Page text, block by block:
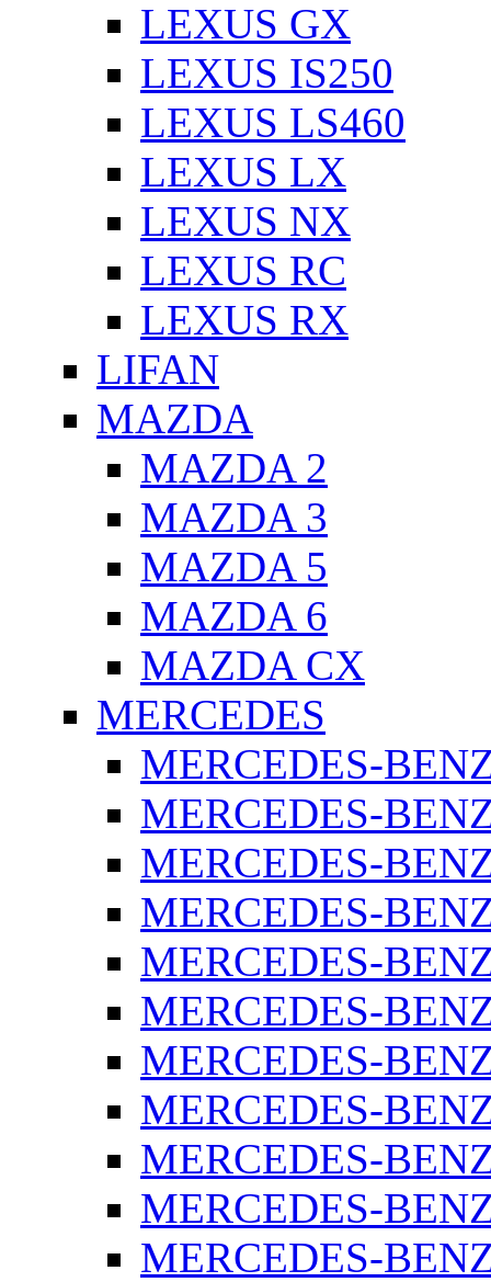
LEXUS GX
LEXUS IS250
LEXUS LS460
LEXUS LX
LEXUS NX
LEXUS RC
LEXUS RX
LIFAN
MAZDA
MAZDA 2
MAZDA 3
MAZDA 5
MAZDA 6
MAZDA CX
MERCEDES
MERCEDES-
MERCEDES-
MERCEDES-
MERCEDES-
MERCEDES-
MERCEDES-
MERCEDES-
MERCEDES-
MERCEDES-
MERCEDES-
MERCEDES-